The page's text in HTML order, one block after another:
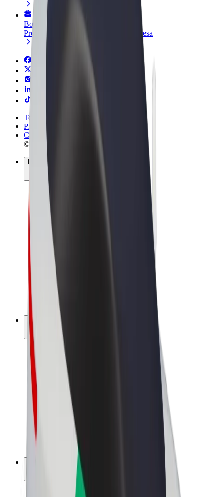
Bolt for Business
Produtos da Bolt ajustados à sua empresa
Termos & Condições
Privacidade
Cookies
© 2026 Bolt Technology OÜ
Produtos
Viagens
Trotinetes
Bolt Market
Bolt Food
Bolt Drive
Bolt for Business
Bicicletas
Bolt Plus
Ganhe com a Bolt
Motoristas
Ganhos de motorista
Estafetas
Ganhos de estafeta
Comerciantes Bolt Food